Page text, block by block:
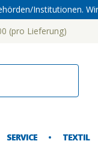
(pro Lieferung)
SERVICE TEXTIL
Institutionen.